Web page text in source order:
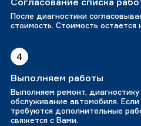
После диагностики
стоимость. Стоимость остается
4
Выполняем работы
Выполняем ремонт, диагностику
обслуживание автомобиля.
требуются дополнительные
свяжется с Вами.